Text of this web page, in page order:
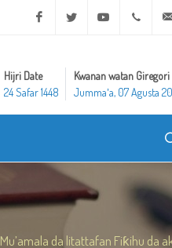
Facebook Twitter Youtube
Hijri Date
24 Safar 1448
Kwanan watan Giregori
Jummaʼa, 07 Agusta
Mu’amala da litattafan Fiƙihu da